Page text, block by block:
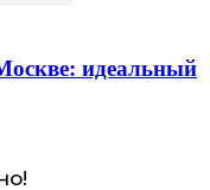
идеальный